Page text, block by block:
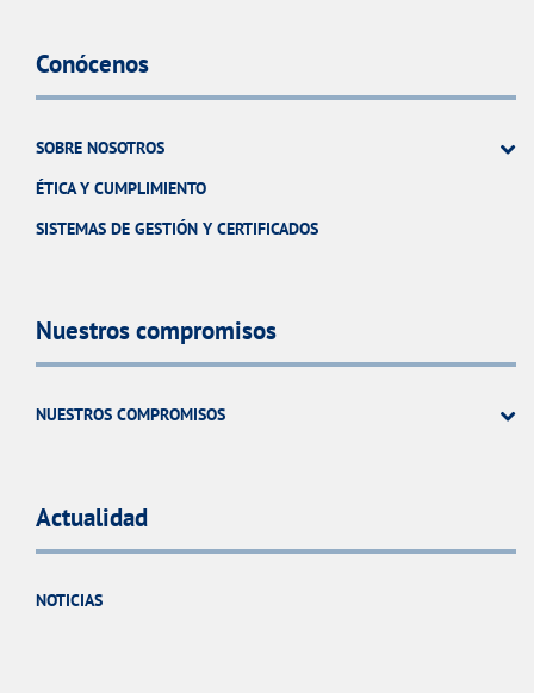
Conócenos
SOBRE NOSOTROS
ÉTICA Y CUMPLIMIENTO
SISTEMAS DE GESTIÓN Y CERTIFICADOS
Nuestros compromisos
NUESTROS COMPROMISOS
Actualidad
NOTICIAS